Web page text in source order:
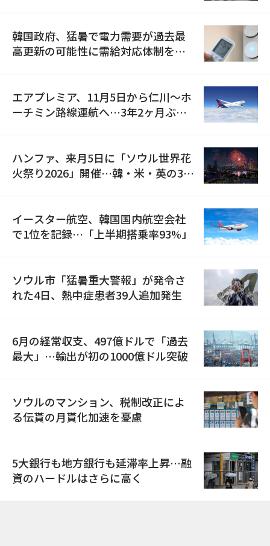
韓国政府、猛暑で電力需要が過去最
高更新の可能性に需給対応体制を点
エアプレミア、11月5日から仁川〜ホ
ーチミン路線運航へ…3年2ヶ月ぶり
ハンファ、来月5日に「ソウル世界花
火祭り2026」開催…韓・米・英の3カ
イースター航空、韓国国内航空会社
で1位を記録…「上半期搭乗率93%」
ソウル市「猛暑重大警報」が発令さ
れた4日、熱中症患者39人追加発生
6月の経常収支、497億ドルで「過去
最大」…輸出が初の1000億ドル突破
ソウルのマンション、税制改正によ
る伝貰の月貰化加速を憂慮
5大銀行も地方銀行も延滞率上昇…融
資のハードルはさらに高く